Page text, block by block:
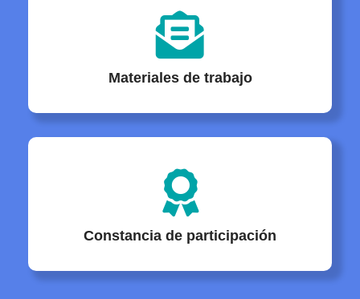
Materiales de trabajo
Constancia de participación